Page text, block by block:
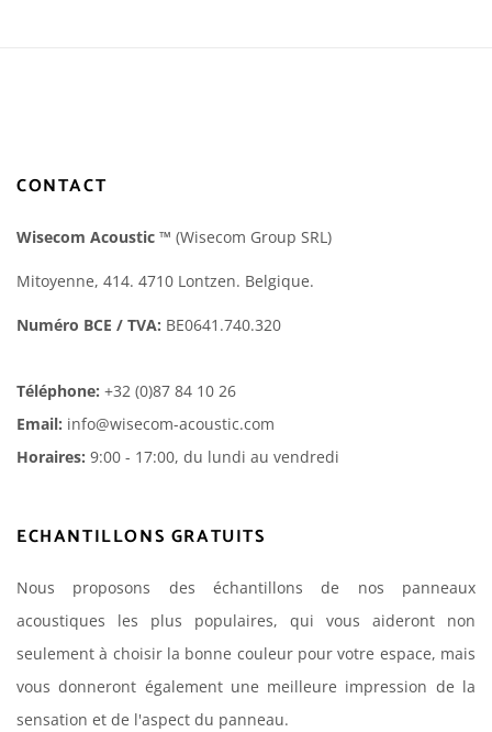
CONTACT
Wisecom Acoustic ™ (Wisecom Group SRL)
Mitoyenne, 414. 4710 Lontzen. Belgique.
Numéro BCE / TVA: BE0641.740.320
Téléphone: +32 (0)87 84 10 26
Email: info@wisecom-acoustic.com
Horaires: 9:00 - 17:00, du lundi au vendredi
ECHANTILLONS GRATUITS
Nous proposons des échantillons de nos panneaux
acoustiques les plus populaires, qui vous aideront non
seulement à choisir la bonne couleur pour votre espace, mais
vous donneront également une meilleure impression de la
sensation et de l'aspect du panneau.